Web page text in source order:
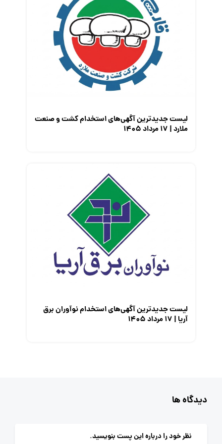
لیست جدیدترین آگهی‌های استخدام کشت و صنعت
ملارد | ۱۷ مرداد ۱۴۰۵
لیست جدیدترین آگهی‌های استخدام نوآوران برق
آریا | ۱۷ مرداد ۱۴۰۵
دیدگاه ها
نظر خود را درباره این پست بنویسید.